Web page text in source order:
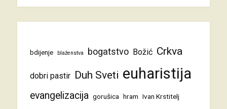
bdijenje blaženstva bogatstvo Božić Crkva
dobri pastir Duh Sveti euharistija
evangelizacija gorušica hram Ivan Krstitelj